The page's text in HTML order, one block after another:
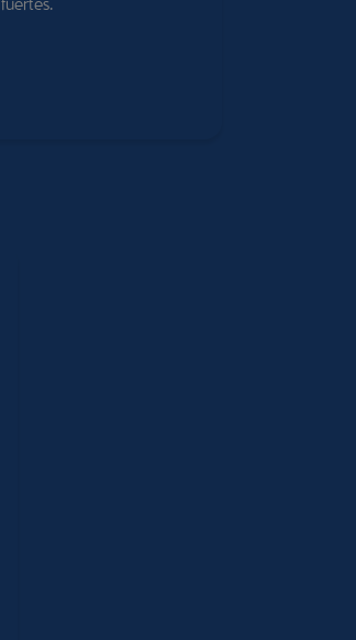
fuertes.